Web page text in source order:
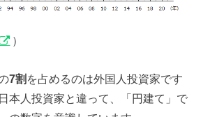
）
7割 を占めるのは外国人投資家です
本人投資家と違って、「円建て」で